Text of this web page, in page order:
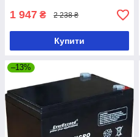
1 947 ₴ 2 238 ₴
Купити
–13%